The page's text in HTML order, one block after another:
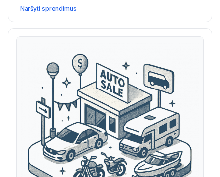
laisvalaikio parduotuvėms parduoti produktus,
organizuoti įvykius ir kurti stiprias kūrybiškas
bendruomenes.
Naršyti sprendimus